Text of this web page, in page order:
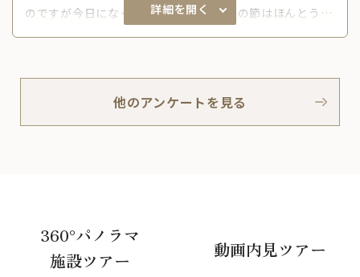
のですが今日になってしまいました。あの節はほんとう
に、有りがとうございました。感謝致しております
詳細を開く
他のアンケートを見る
360°パノラマ
施設ツアー
動画内見ツアー